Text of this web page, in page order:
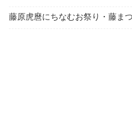
藤原虎麿にちなむお祭り・藤ま